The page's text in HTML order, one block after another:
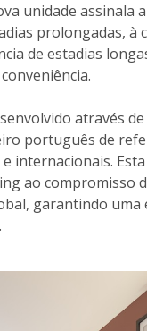
unidade assinala
prolongadas, à
de estadias
através
português de
internacionais.
ao compromisso
garantindo uma